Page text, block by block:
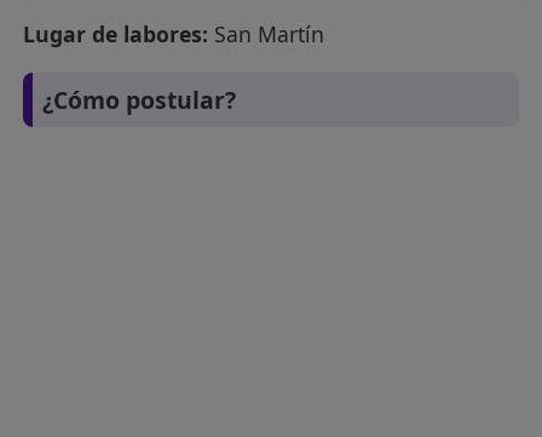
Lugar de labores: San Martín
¿Cómo postular?